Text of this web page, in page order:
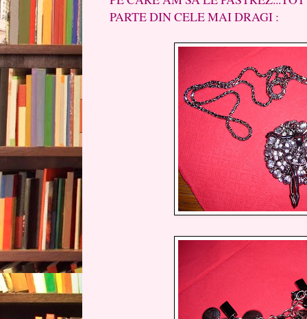
PARTE DIN CELE MAI DRAGI :